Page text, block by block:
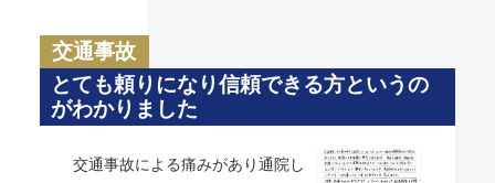
交通事故
とても頼りになり信頼できる方というの
がわかりました
交通事故による痛みがあり通院し